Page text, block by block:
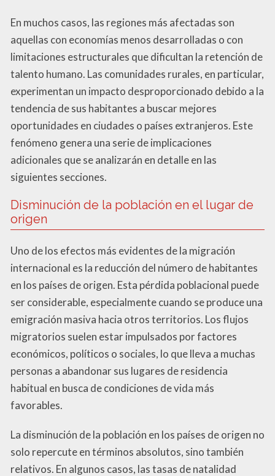
En muchos casos, las regiones más afectadas son
aquellas con economías menos desarrolladas o con
limitaciones estructurales que dificultan la retención de
talento humano. Las comunidades rurales, en particular,
experimentan un impacto desproporcionado debido a la
tendencia de sus habitantes a buscar mejores
oportunidades en ciudades o países extranjeros. Este
fenómeno genera una serie de implicaciones
adicionales que se analizarán en detalle en las
siguientes secciones.
Disminución de la población en el lugar de
origen
Uno de los efectos más evidentes de la migración
internacional es la reducción del número de habitantes
en los países de origen. Esta pérdida poblacional puede
ser considerable, especialmente cuando se produce una
emigración masiva hacia otros territorios. Los flujos
migratorios suelen estar impulsados por factores
económicos, políticos o sociales, lo que lleva a muchas
personas a abandonar sus lugares de residencia
habitual en busca de condiciones de vida más
favorables.
La disminución de la población en los países de origen no
solo repercute en términos absolutos, sino también
relativos. En algunos casos, las tasas de natalidad